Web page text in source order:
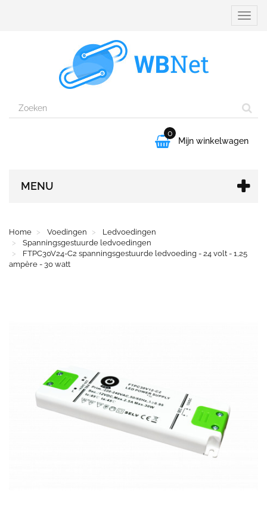

0
Mijn winkelwagen
MENU
Home Voedingen
Ledvoedingen
Spanningsgestuurde ledvoedingen
FTPC30V24-C2 spanningsgestuurde ledvoeding - 24 volt - 1,25
ampère - 30 watt